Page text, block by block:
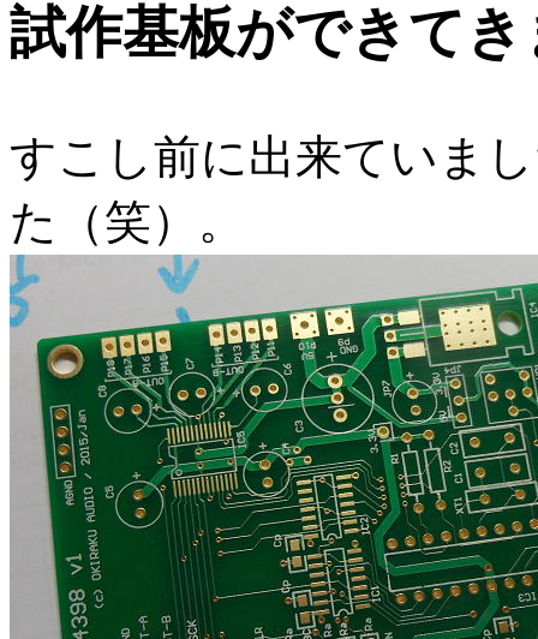
試作基板ができて
すこし前に出来ていま
た（笑）。